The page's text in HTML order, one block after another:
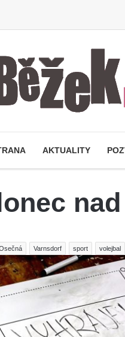
AKTUALITY
Varnsdorf sport volejbal